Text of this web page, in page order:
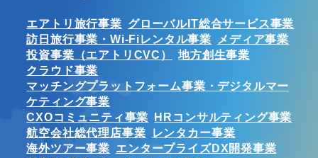
エアトリ旅行事業 グローバルIT総合サービス事業
訪日旅行事業・Wi-Fiレンタル事業
メディア事業
投資事業（エアトリCVC）
地方創生事業
クラウド事業
マッチングプラットフォーム事業・デジタルマー
ケティング事業
CXOコミュニティ事業 HRコンサルティング事業
航空会社総代理店事業
レンタカー事業
海外ツアー事業 エンタープライズDX開発事業